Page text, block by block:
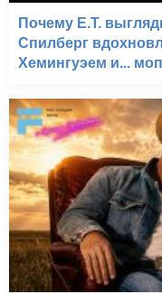
Почему E.T.
Спилберг
Хемингуэем и...